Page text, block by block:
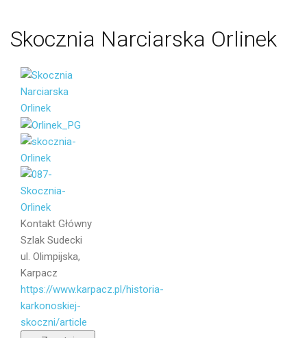
Skocznia Narciarska Orlinek
Kontakt Główny
Szlak Sudecki
ul. Olimpijska,
Karpacz
https://www.karpacz.pl/historia-
karkonoskiej-
skoczni/article
Email
Wiadomość
Wyślij